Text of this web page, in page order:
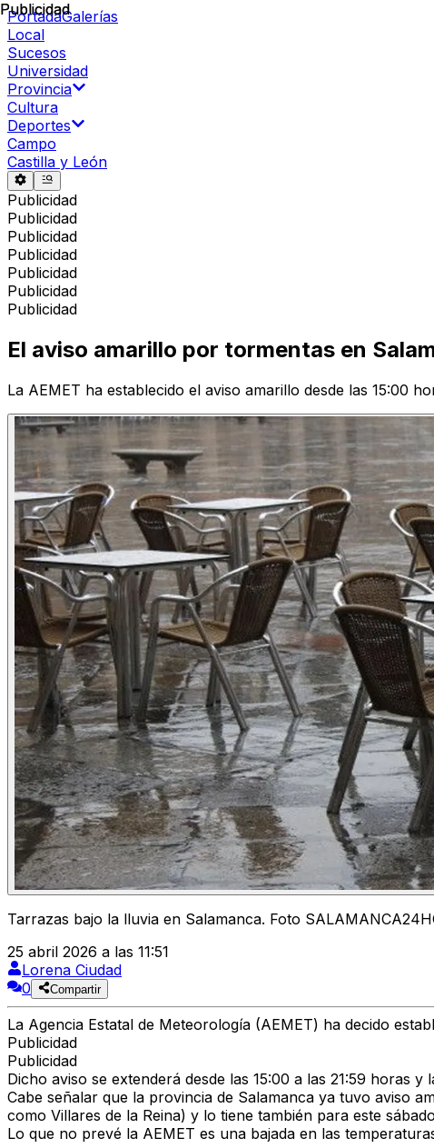
PortadaGalerías
Local
Sucesos
Universidad
Provincia
Cultura
Deportes
Campo
Castilla y León
Publicidad
Publicidad
Publicidad
Publicidad
Publicidad
Publicidad
Publicidad
Publicidad
El aviso amarillo por tormentas en
La AEMET ha establecido el aviso amarillo desde las 15:00
Tarrazas bajo la lluvia en Salamanca. Foto
25 abril 2026 a las 11:51
Lorena Ciudad
0
Compartir
La Agencia Estatal de Meteorología (AEMET) ha decido
Publicidad
Publicidad
Dicho aviso se extenderá desde las 15:00 a las 21:59 horas y
Cabe señalar que la provincia de Salamanca ya tuvo aviso
como Villares de la Reina) y lo tiene también para este
Lo que no prevé la AEMET es una bajada en las
Publicidad